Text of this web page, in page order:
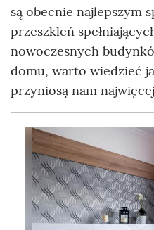
są obecnie najlepszym
przeszkleń
nowoczesnych
domu, warto wiedzieć
przyniosą nam